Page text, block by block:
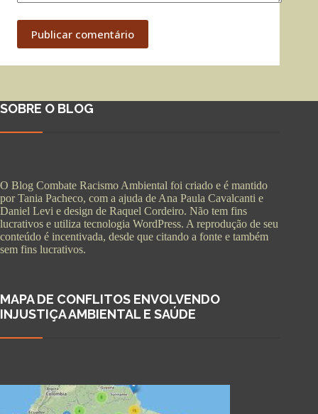
Publicar comentário
SOBRE O BLOG
O Blog Combate Racismo Ambiental foi criado e é mantido
por Tania Pacheco, com a ajuda de Ana Paula Cavalcanti e
Daniel Levi e design de Raquel Cordeiro. Não tem fins
lucrativos e utiliza tecnologia WordPress. A reprodução de seu
conteúdo é incentivada, desde que citando a fonte e também
sem fins lucrativos.
MAPA DE CONFLITOS ENVOLVENDO
INJUSTIÇA AMBIENTAL E SAÚDE